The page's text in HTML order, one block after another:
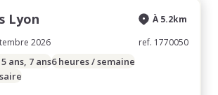
Lyon
2026
À 5.2km
ref. 1770050
ans, 7 ans6 heures / semaine